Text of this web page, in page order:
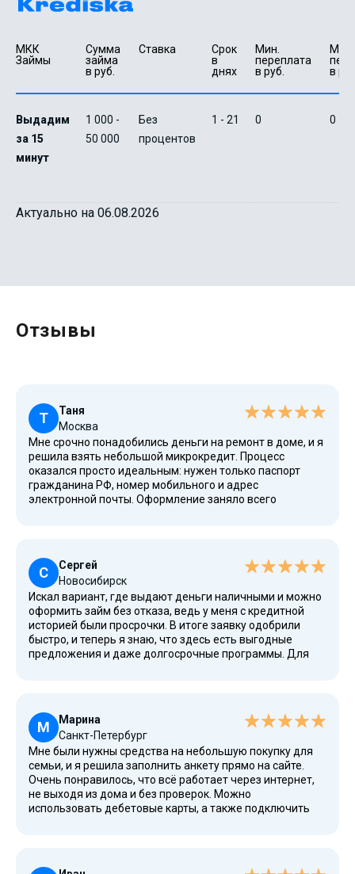
МКК
Займы
Сумма
займа
в руб.
Ставка
Срок
в
днях
Мин.
переплата
в руб.
в
Выдадим
за 15
минут
1 000 -
50 000
Без
процентов
1 - 21 0 0
Актуально на 06.08.2026
Отзывы
Т
Таня
Москва
Мне срочно понадобились деньги на ремонт в доме, и я
решила взять небольшой микрокредит. Процесс
оказался просто идеальным: нужен только паспорт
гражданина РФ, номер мобильного и адрес
электронной почты. Оформление заняло всего
поручителей и залога. Здесь действительно выдают
займы для всех, кто живет в России, а условия
максимально прозрачные.
С
Сергей
Новосибирск
Искал вариант, где выдают деньги наличными и можно
оформить займ без отказа, ведь у меня с кредитной
историей были просрочки. В итоге заявку одобрили
быстро, и теперь я знаю, что здесь есть выгодные
предложения и даже долгосрочные программы. Для
проверено ЦБ. Мне дали займ на несколько месяцев, и
никаких проблем с выплатами не возникло.
М
Марина
Санкт-Петербург
Мне были нужны средства на небольшую покупку для
семьи, и я решила заполнить анкету прямо на сайте.
Очень понравилось, что всё работает через интернет,
не выходя из дома и без проверок. Можно
использовать дебетовые карты, а также подключить
погашение сделать. Я изучала подробнее все условия, и